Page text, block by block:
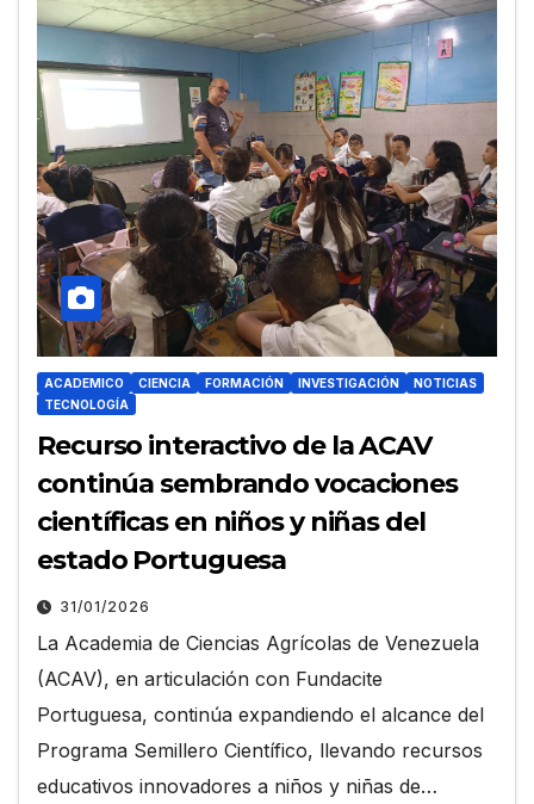
ACADEMICO CIENCIA FORMACIÓN INVESTIGACIÓN
NOTICIAS
TECNOLOGÍA
Recurso interactivo de la ACAV
continúa sembrando vocaciones
científicas en niños y niñas del
estado Portuguesa
31/01/2026
La Academia de Ciencias Agrícolas de Venezuela
(ACAV), en articulación con Fundacite
Portuguesa, continúa expandiendo el alcance del
Programa Semillero Científico, llevando recursos
educativos innovadores a niños y niñas de…